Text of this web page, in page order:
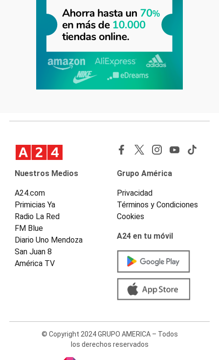
Nuestros Medios
A24.com
Primicias Ya
Radio La Red
FM Blue
Diario Uno Mendoza
San Juan 8
América TV
Grupo América
Privacidad
Términos y Condiciones
Cookies
A24 en tu móvil
© Copyright 2024 GRUPO AMERICA – Todos
los derechos reservados